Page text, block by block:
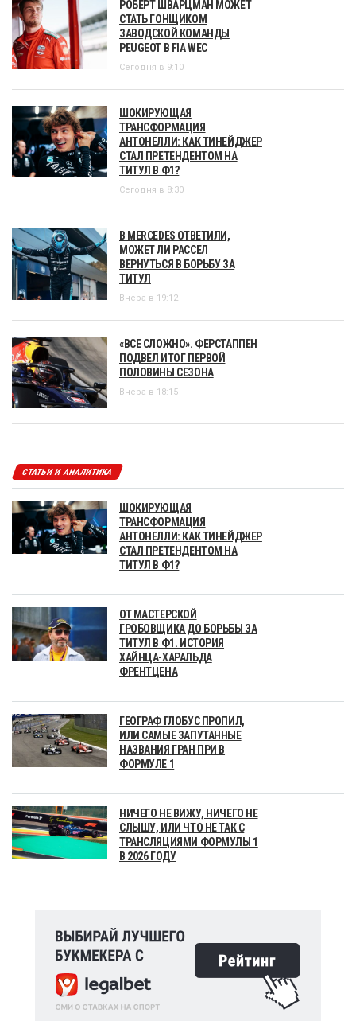
РОБЕРТ ШВАРЦМАН МОЖЕТ
СТАТЬ ГОНЩИКОМ
ЗАВОДСКОЙ КОМАНДЫ
PEUGEOT В FIA WEC
Сегодня в 9:10
ШОКИРУЮЩАЯ
ТРАНСФОРМАЦИЯ
АНТОНЕЛЛИ: КАК ТИНЕЙДЖЕР
СТАЛ ПРЕТЕНДЕНТОМ НА
ТИТУЛ В Ф1?
Сегодня в 8:30
В MERCEDES ОТВЕТИЛИ,
МОЖЕТ ЛИ РАССЕЛ
ВЕРНУТЬСЯ В БОРЬБУ ЗА
ТИТУЛ
Вчера в 19:12
«ВСЕ СЛОЖНО». ФЕРСТАППЕН
ПОДВЕЛ ИТОГ ПЕРВОЙ
ПОЛОВИНЫ СЕЗОНА
Вчера в 18:15
СТАТЬИ И АНАЛИТИКА
ШОКИРУЮЩАЯ
ТРАНСФОРМАЦИЯ
АНТОНЕЛЛИ: КАК ТИНЕЙДЖЕР
СТАЛ ПРЕТЕНДЕНТОМ НА
ТИТУЛ В Ф1?
ОТ МАСТЕРСКОЙ
ГРОБОВЩИКА ДО БОРЬБЫ ЗА
ТИТУЛ В Ф1. ИСТОРИЯ
ХАЙНЦА-ХАРАЛЬДА
ФРЕНТЦЕНА
ГЕОГРАФ ГЛОБУС ПРОПИЛ,
ИЛИ САМЫЕ ЗАПУТАННЫЕ
НАЗВАНИЯ ГРАН ПРИ В
ФОРМУЛЕ 1
НИЧЕГО НЕ ВИЖУ, НИЧЕГО НЕ
СЛЫШУ, ИЛИ ЧТО НЕ ТАК С
ТРАНСЛЯЦИЯМИ ФОРМУЛЫ 1
В 2026 ГОДУ